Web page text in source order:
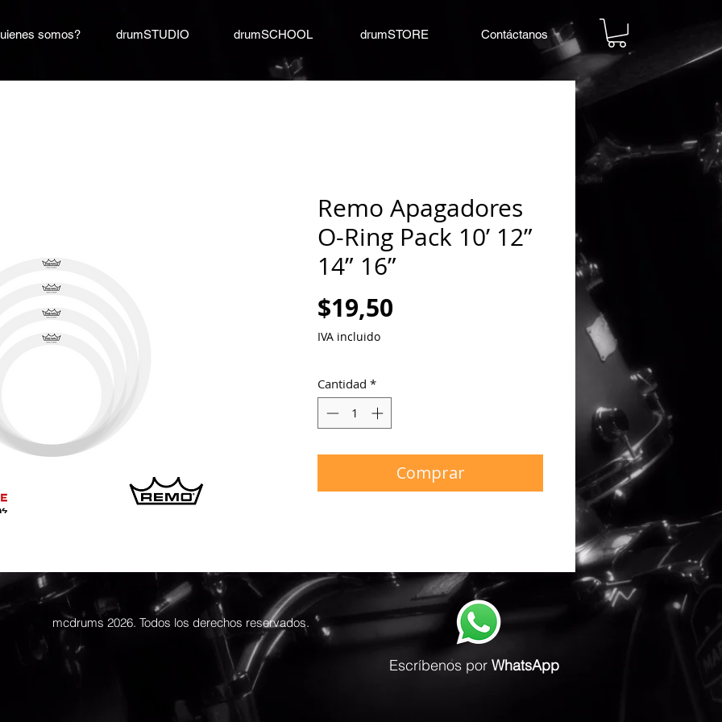
somos? drumSTUDIO drumSCHOOL drumSTORE Contáctanos
Remo Apagadores
O-Ring Pack 10’ 12”
14” 16”
$19,50
IVA incluido
Cantidad *
Comprar
mcdrums 2026. Todos los derechos reservados.
Escríbenos por WhatsApp